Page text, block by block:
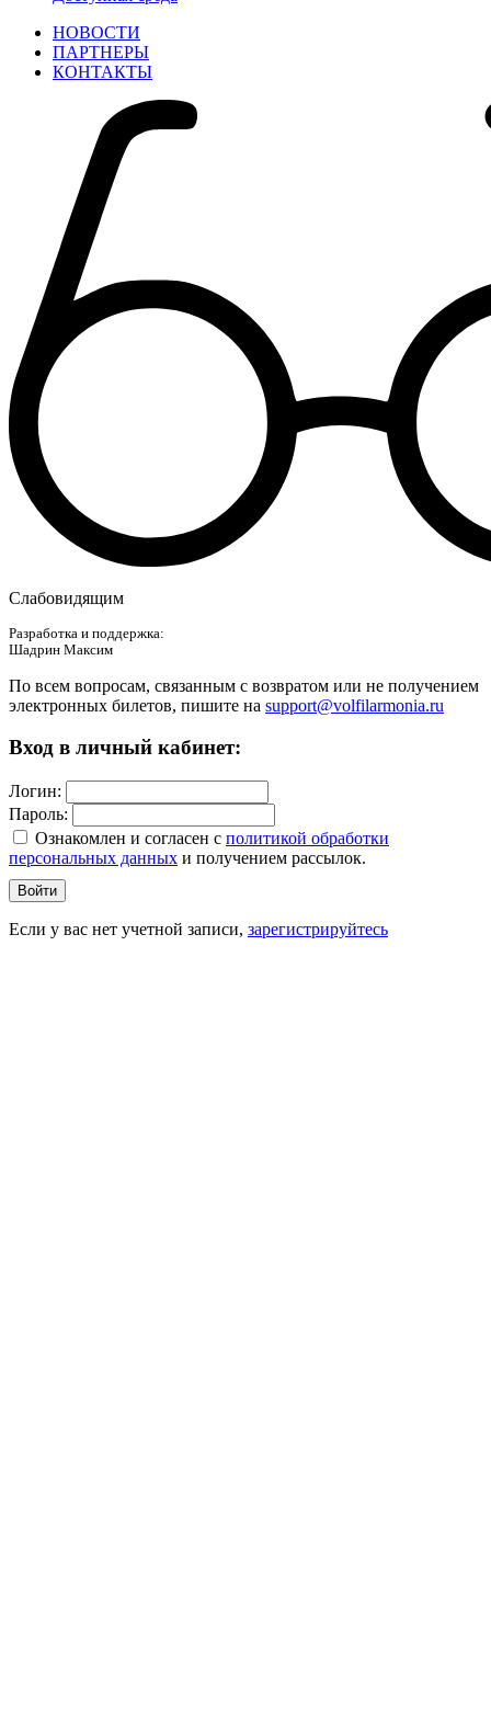
НОВОСТИ
ПАРТНЕРЫ
КОНТАКТЫ
Слабовидящим
Разработка и поддержка:
Шадрин Максим
По всем вопросам, связанным с возвратом или не получением
электронных билетов, пишите на support@volfilarmonia.ru
Вход в личный кабинет:
Логин:
Пароль:
Ознакомлен и согласен c политикой обработки
персональных данных и получением рассылок.
Войти
Если у вас нет учетной записи, зарегистрируйтесь